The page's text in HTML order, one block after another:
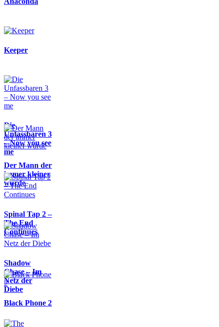
Keeper
Die
Unfassbaren 3
– Now you see
me
Der Mann der
immer kleiner
wurde
Spinal Tap 2 –
The End
Continues
Shadow
Chase – Im
Netz der
Diebe
Black Phone 2